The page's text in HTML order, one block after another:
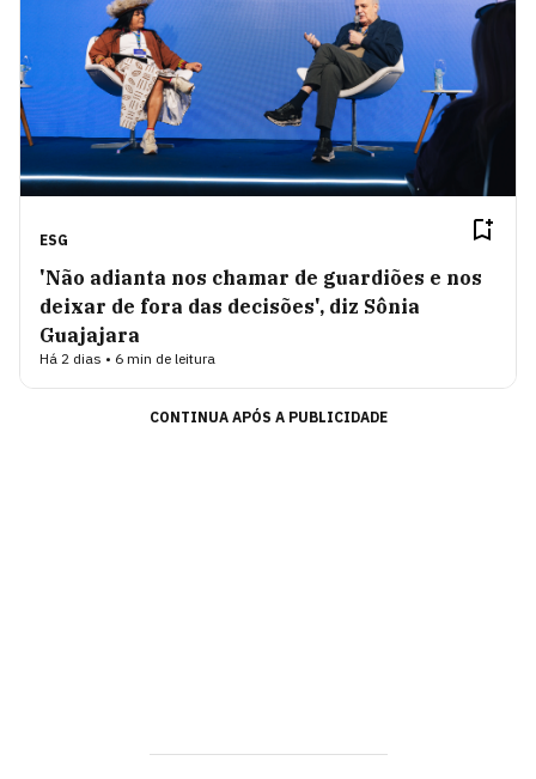
ESG
'Não adianta nos chamar de guardiões e nos
deixar de fora das decisões', diz Sônia
Guajajara
Há 2 dias • 6 min de leitura
CONTINUA APÓS A PUBLICIDADE